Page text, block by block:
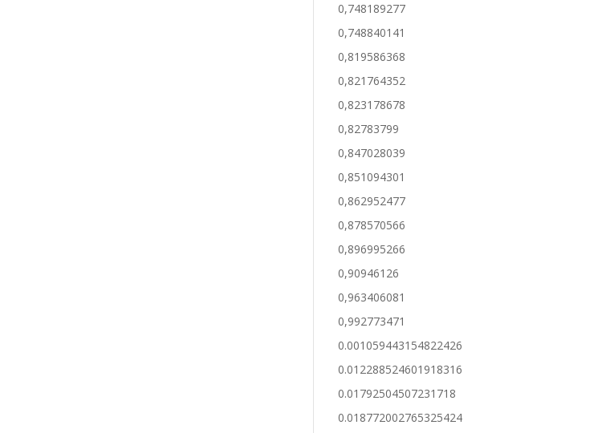
0,748189277
0,748840141
0,819586368
0,821764352
0,823178678
0,82783799
0,847028039
0,851094301
0,862952477
0,878570566
0,896995266
0,90946126
0,963406081
0,992773471
0.001059443154822426
0.012288524601918316
0.01792504507231718
0.018772002765325424